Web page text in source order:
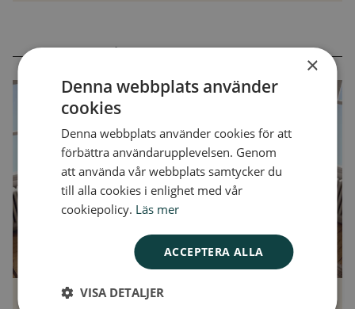
MER FRÅN KUNSKAPSBANKEN×
Denna webbplats använder
cookies
Denna webbplats använder cookies för att
förbättra användarupplevelsen. Genom
att använda vår webbplats samtycker du
till alla cookies i enlighet med vår
cookiepolicy. Läs mer
ACCEPTERA ALLA
VISA DETALJER